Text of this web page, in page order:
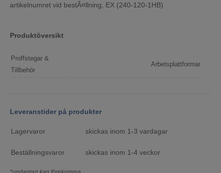
artikelnumret vid bestÃ¤llning, EX (240-120-1HB)
Produktöversikt
Proffstegar &
Tillbehör
Arbetsplattformar
Leveranstider på produkter
Lagervaror skickas inom 1-3 vardagar
Beställningsvaror skickas inom 1-4 veckor